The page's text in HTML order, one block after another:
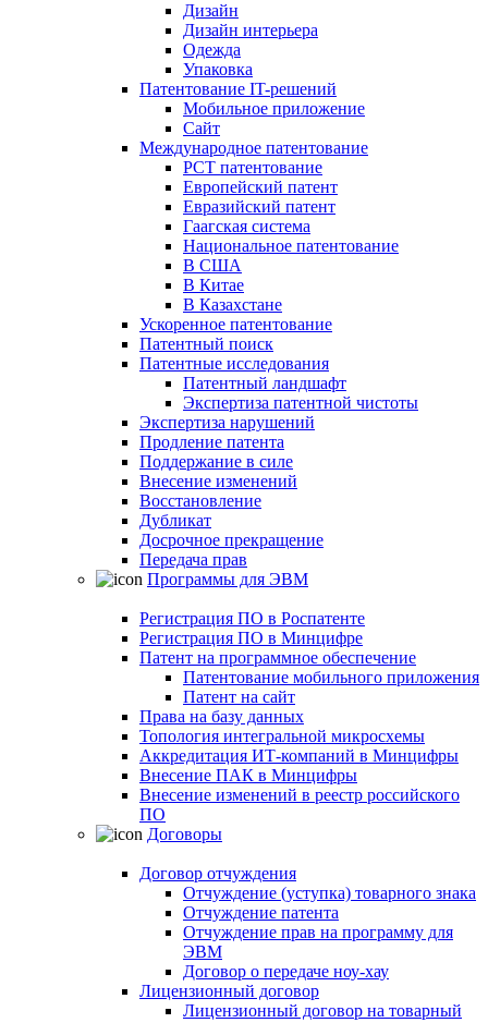
Дизайн
Дизайн интерьера
Одежда
Упаковка
Патентование IT-решений
Мобильное приложение
Сайт
Международное патентование
PCT патентование
Европейский патент
Евразийский патент
Гаагская система
Национальное патентование
В США
В Китае
В Казахстане
Ускоренное патентование
Патентный поиск
Патентные исследования
Патентный ландшафт
Экспертиза патентной чистоты
Экспертиза нарушений
Продление патента
Поддержание в силе
Внесение изменений
Восстановление
Дубликат
Досрочное прекращение
Передача прав
Программы для ЭВМ
Регистрация ПО в Роспатенте
Регистрация ПО в Минцифре
Патент на программное обеспечение
Патентование мобильного приложения
Патент на сайт
Права на базу данных
Топология интегральной микросхемы
Аккредитация ИТ-компаний в Минцифры
Внесение ПАК в Минцифры
Внесение изменений в реестр российского
ПО
Договоры
Договор отчуждения
Отчуждение (уступка) товарного знака
Отчуждение патента
Отчуждение прав на программу для
ЭВМ
Договор о передаче ноу-хау
Лицензионный договор
Лицензионный договор на товарный